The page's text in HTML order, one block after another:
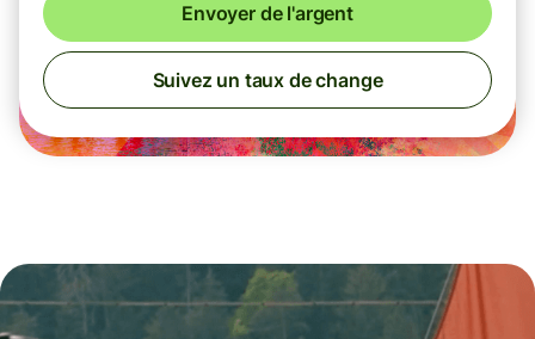
Envoyer de l'argent
Suivez un taux de change